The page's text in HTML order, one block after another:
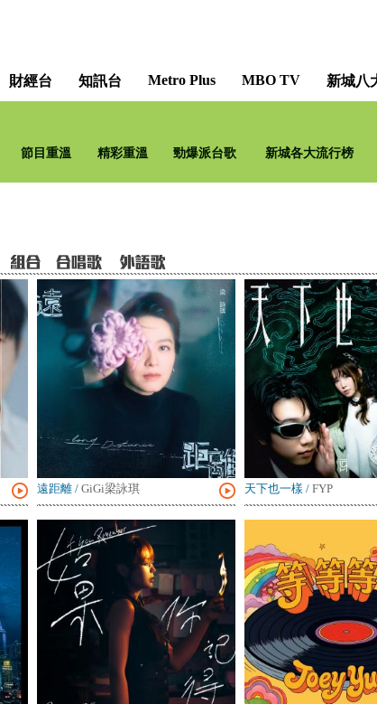
財經台 知訊台 Metro Plus MBO TV 新城八
節目重溫 精彩重溫 勁爆派台歌 新城各大流行榜
遠距離 / GiGi梁詠琪 天下也一樣 / FYP